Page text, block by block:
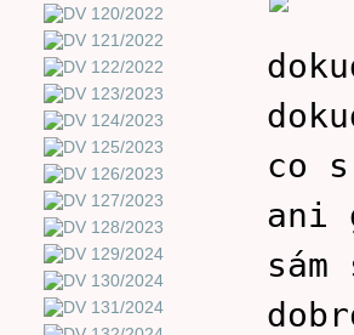
co
ani